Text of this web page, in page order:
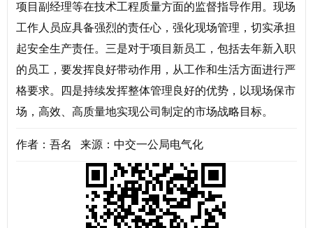
项目副经理等在技术工程质量方面的监督指导作用。现场
工作人员应具备强烈的责任心，强化现场管理，切实承担
起安全生产责任。三是对于项目新员工，包括去年新入职
的员工，要发挥良好带动作用，从工作和生活方面进行严
格要求。四是持续发挥整体管理良好的优势，以现场保市
场，高效、高质量地实现公司制定的市场战略目标。
作者：吾名 来源：中交一公局电气化